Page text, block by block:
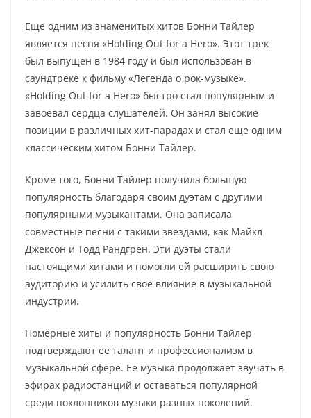
Еще одним из знаменитых хитов Бонни Тайлер
является песня «Holding Out for a Hero». Этот трек
был выпущен в 1984 году и был использован в
саундтреке к фильму «Легенда о рок-музыке».
«Holding Out for a Hero» быстро стал популярным и
завоевал сердца слушателей. Он занял высокие
позиции в различных хит-парадах и стал еще одним
классическим хитом Бонни Тайлер.
Кроме того, Бонни Тайлер получила большую
популярность благодаря своим дуэтам с другими
популярными музыкантами. Она записала
совместные песни с такими звездами, как Майкл
Джексон и Тодд Рандгрен. Эти дуэты стали
настоящими хитами и помогли ей расширить свою
аудиторию и усилить свое влияние в музыкальной
индустрии.
Номерные хиты и популярность Бонни Тайлер
подтверждают ее талант и профессионализм в
музыкальной сфере. Ее музыка продолжает звучать в
эфирах радиостанций и оставаться популярной
среди поклонников музыки разных поколений.